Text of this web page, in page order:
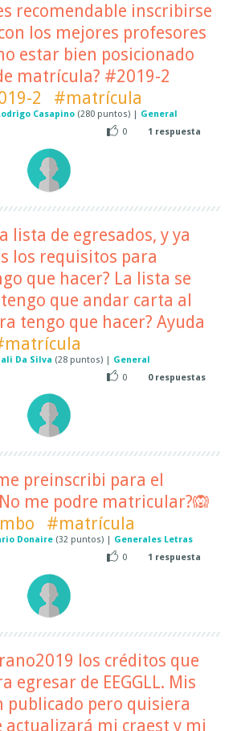
recomendable inscribirse
los mejores profesores
estar bien posicionado
matrícula? #2019-2
2 #matrícula
Casapino (280 puntos) | General
0
1 respuesta
lista de egresados, y ya
los requisitos para
que hacer? La lista se
que andar carta al
tengo que hacer? Ayuda
Da Silva (28 puntos) | General
0
0respuestas
preinscribi para el
me podre matricular?🙉
#matrícula
Donaire (32 puntos) | Generales Letras
0
1 respuesta
los créditos que
egresar de EEGGLL. Mis
publicado pero quisiera
actualizará mi craest y mi